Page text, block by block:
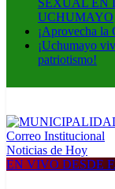
SEXUAL EN
UCHUMAYO
¡Aprovecha la
¡Uchumayo
patriotismo!
MUNICIPALIDAD
Construyendo una
Correo Institucional
Noticias de Hoy
EN VIVO DESDE